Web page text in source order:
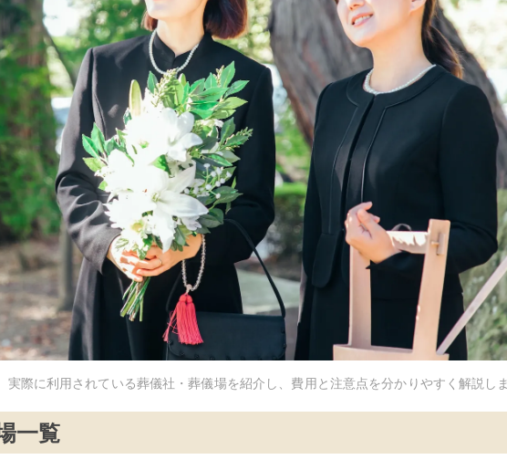
実際に利用されている葬儀社・葬儀場を紹介し、費用と注意点を分かりやすく解説し
一覧